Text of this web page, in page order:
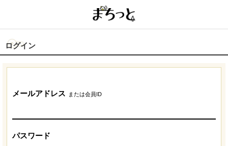
ログイン
メールアドレス または会員ID
パスワード